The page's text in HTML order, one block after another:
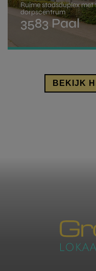
Ruime stadsduplex
dorpscentrum
3583 Paal
BEKIJK